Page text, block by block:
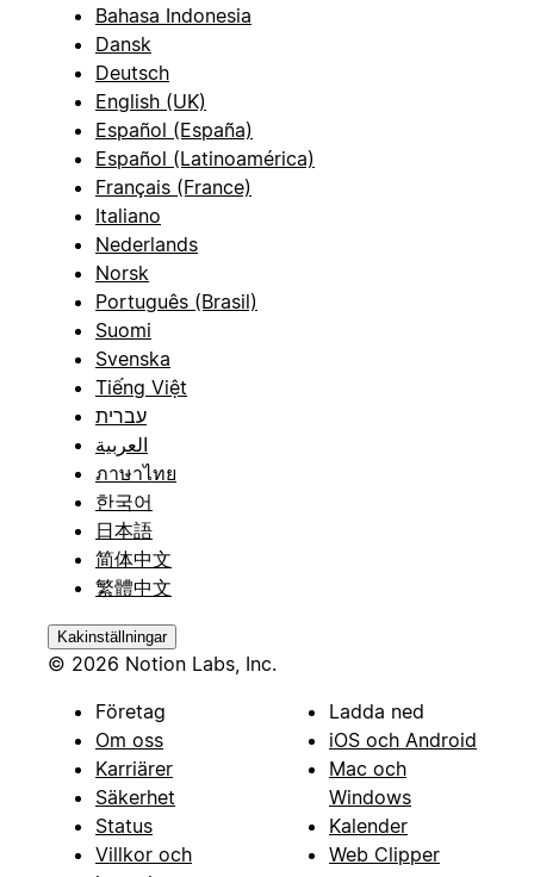
Bahasa Indonesia
Dansk
Deutsch
English (UK)
Español (España)
Español (Latinoamérica)
Français (France)
Italiano
Nederlands
Norsk
Português (Brasil)
Suomi
Svenska
Tiếng Việt
עברית
العربية
ภาษาไทย
한국어
日本語
简体中文
繁體中文
Kakinställningar
© 2026 Notion Labs, Inc.
Företag
Om oss
Karriärer
Säkerhet
Status
Villkor och
Ladda ned
iOS och Android
Mac och
Windows
Kalender
Web Clipper